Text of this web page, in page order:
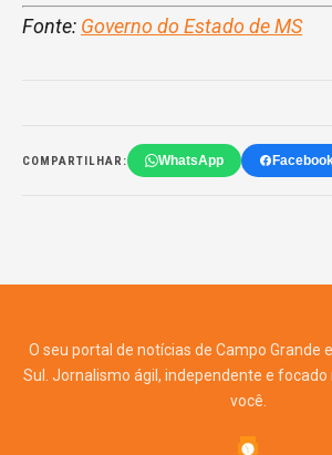
Fonte: Governo do Estado de MS
COMPARTILHAR: WhatsApp
O seu portal de notícias de Campo Grande
Sul. Jornalismo ágil, independente e
você.